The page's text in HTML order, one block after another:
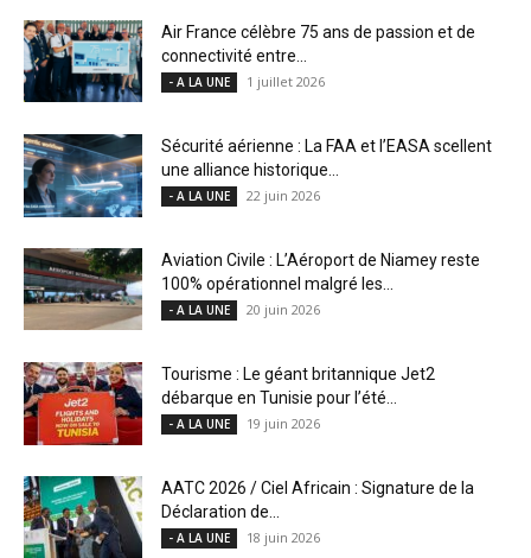
Air France célèbre 75 ans de passion et de
connectivité entre...
- A LA UNE 1 juillet 2026
Sécurité aérienne : La FAA et l’EASA scellent
une alliance historique...
- A LA UNE 22 juin 2026
Aviation Civile : L’Aéroport de Niamey reste
100% opérationnel malgré les...
- A LA UNE 20 juin 2026
Tourisme : Le géant britannique Jet2
débarque en Tunisie pour l’été...
- A LA UNE 19 juin 2026
AATC 2026 / Ciel Africain : Signature de la
Déclaration de...
- A LA UNE 18 juin 2026